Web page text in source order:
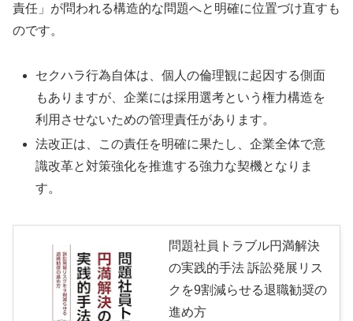
責任」が問われる構造的な問題へと明確に位置づけ直すも
のです。
セクハラ行為自体は、個人の倫理観に起因する側面
もありますが、企業には採用選考という権力構造を
利用させないための管理責任があります。
法改正は、この責任を明確に果たし、企業全体で意
識改革と対策強化を推進する強力な契機となりま
す。
問題社員トラブル円満解決
の実践的手法 訴訟発展リス
クを9割減らせる退職勧奨の
進め方